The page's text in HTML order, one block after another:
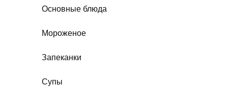
Основные блюда
Мороженое
Запеканки
Супы